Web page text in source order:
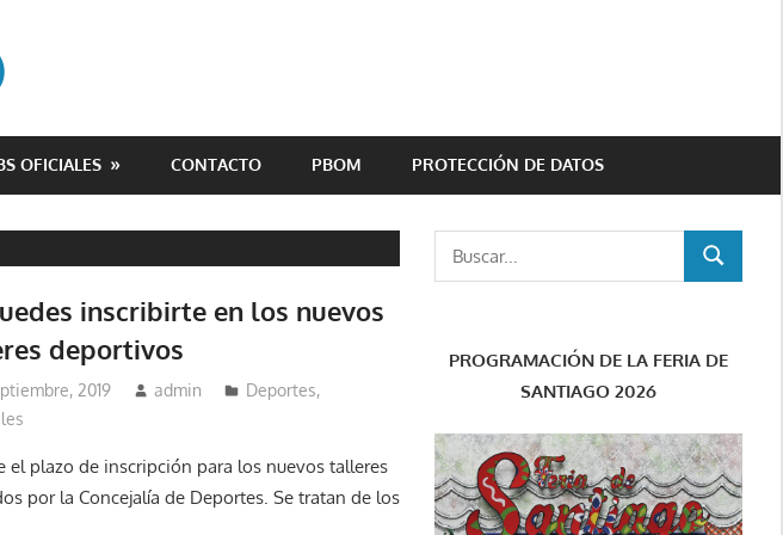
OFICIALES CONTACTO PBOM PROTECCIÓN DE DATOS
inscribirte en los nuevos
deportivos
2019 admin Deportes,
el plazo de inscripción para los nuevos talleres
por la Concejalía de Deportes. Se tratan de los
BUSCAR
PROGRAMACIÓN DE LA FERIA DE
SANTIAGO 2026